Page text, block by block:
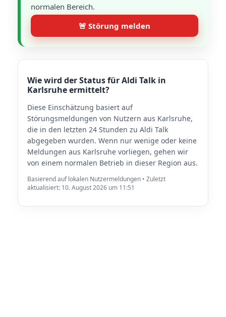
normalen Bereich.
🚨 Störung melden
Wie wird der Status für Aldi Talk in
Karlsruhe ermittelt?
Diese Einschätzung basiert auf
Störungsmeldungen von Nutzern aus Karlsruhe,
die in den letzten 24 Stunden zu Aldi Talk
abgegeben wurden. Wenn nur wenige oder keine
Meldungen aus Karlsruhe vorliegen, gehen wir
von einem normalen Betrieb in dieser Region aus.
Basierend auf lokalen Nutzermeldungen • Zuletzt
aktualisiert: 10. August 2026 um 11:51